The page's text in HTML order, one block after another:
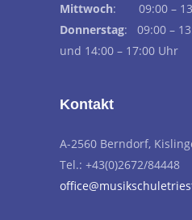
Mittwoch: 09:00 –
Donnerstag: 09:00 –
und 14:00 – 17:00 Uhr
Kontakt
A-2560 Berndorf,
Tel.: +43(0)2672/84448